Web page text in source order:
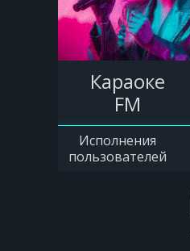
Караоке
FM
Исполнения
пользователей